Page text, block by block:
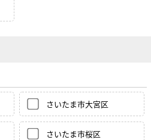
さいたま市大宮区
さいたま市桜区